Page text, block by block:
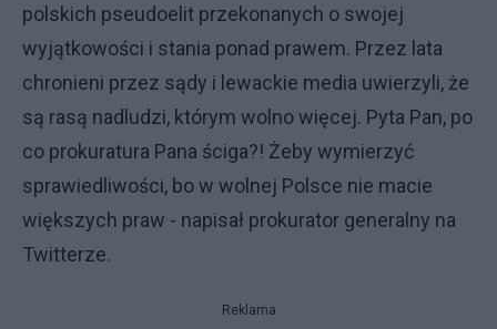
polskich pseudoelit przekonanych o swojej
wyjątkowości i stania ponad prawem. Przez lata
chronieni przez sądy i lewackie media uwierzyli, że
są rasą nadludzi, którym wolno więcej. Pyta Pan, po
co prokuratura Pana ściga?! Żeby wymierzyć
sprawiedliwości, bo w wolnej Polsce nie macie
większych praw - napisał prokurator generalny na
Twitterze.
Reklama